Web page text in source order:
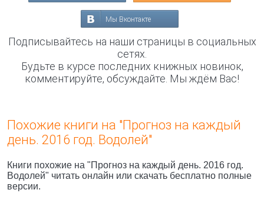
Мы Вконтакте
Подписывайтесь на наши страницы в социальных
сетях.
Будьте в курсе последних книжных новинок,
комментируйте, обсуждайте. Мы ждём Вас!
Похожие книги на "Прогноз на каждый
день. 2016 год. Водолей"
Книги похожие на "Прогноз на каждый день. 2016 год.
Водолей" читать онлайн или скачать бесплатно полные
версии.